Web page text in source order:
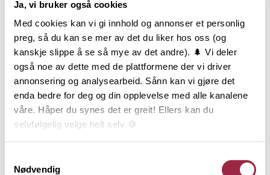
Ja, vi bruker også cookies
Med cookies kan vi gi innhold og annonser et personlig
preg, så du kan se mer av det du liker hos oss (og
kanskje slippe å se så mye av det andre). 🌲 Vi deler
også noe av dette med de plattformene der vi driver
annonsering og analysearbeid. Sånn kan vi gjøre det
enda bedre for deg og din opplevelse med alle kanalene
våre. Håper du synes det er greit! Ellers kan du
selvfølgelig velge helt selv 🍪
Nødvendig